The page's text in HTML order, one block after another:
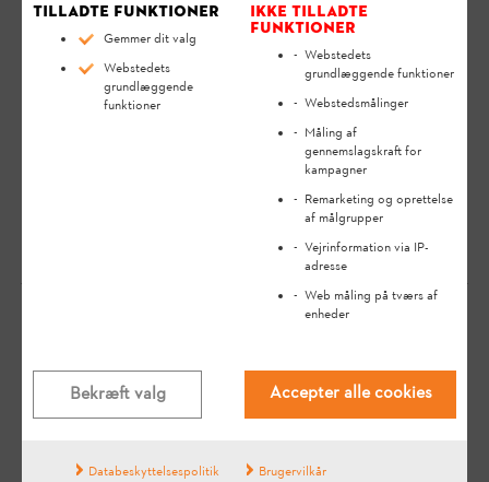
hjælper dig med at bruge dit STIHL produkt sikkert og
miljøvenligt i hele dets lange levetid.
Som flådemanager kan du via STIHL connected-
portalen altid oprette flere medarbejdere og tildele
rettigheder under de enkelte brugeres indstillinger.
Det giver mulighed for at drive en flåde af
Fandt du svaret?
Tilladte funktioner
Gemmer dit valg
Webstedets
grundlæggende
funktioner
Ikke tilladte
funktioner
Webstedets
grundlæggende funktioner
Webstedsmålinger
Måling af
gennemslagskraft for
kampagner
Remarketing og oprettelse
af målgrupper
Vejrinformation via IP-
adresse
Web måling på tværs af
enheder
Bekræft valg Accepter alle cookies
Databeskyttelsespolitik Brugervilkår